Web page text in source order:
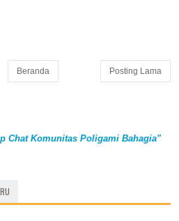
Posting Lama
Beranda
Chat Komunitas Poligami Bahagia"